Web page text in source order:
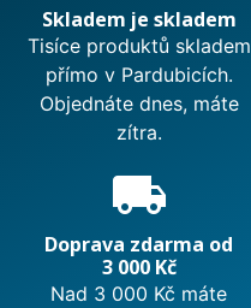
Skladem je skladem
Tisíce produktů skladem
přímo v Pardubicích.
Objednáte dnes, máte
zítra.
local_shipping
Doprava zdarma od
3 000 Kč
Nad 3 000 Kč máte